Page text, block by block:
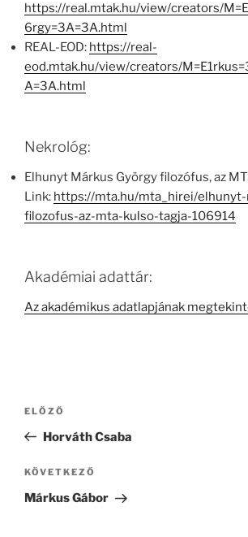
https://real.mtak.hu/view/creators/
6rgy=3A=3A.html
REAL-EOD: https://real-
eod.mtak.hu/view/creators/
A=3A.html
Nekrológ:
Elhunyt Márkus György filozófus, az
Link: https://mta.hu/mta_hirei/
filozofus-az-mta-kulso-tagja-106914
Akadémiai adattár:
Az akadémikus adatlapjának
Bejegyzés
Korábbi
bejegyzés
ELŐZŐ
Horváth Csaba
Következő
bejegyzés
KÖVETKEZŐ
Márkus Gábor